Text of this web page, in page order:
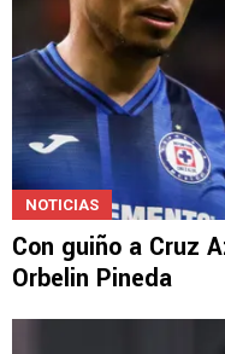
NOTICIAS
Con guiño a Cruz
Orbelin Pineda